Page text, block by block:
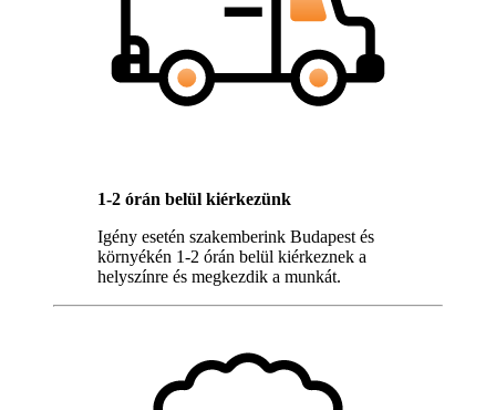
1-2 órán belül kiérkezünk
Igény esetén szakemberink Budapest és
környékén 1-2 órán belül kiérkeznek a
helyszínre és megkezdik a munkát.